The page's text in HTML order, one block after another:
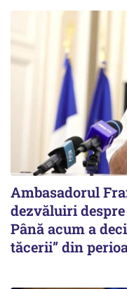
Ambasadorul
dezvăluiri
Până acum a
tăcerii” din